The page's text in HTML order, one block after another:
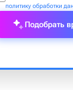
политику обработки
Подобрать